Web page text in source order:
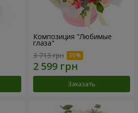
Композиция "Любимые
глаза"
3 713 грн
Заказать